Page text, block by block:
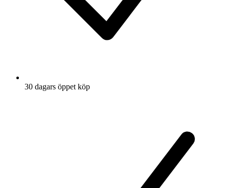
30 dagars öppet köp